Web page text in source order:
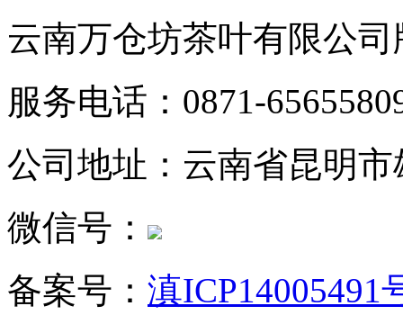
云南万仓坊茶叶有限公
服务电话：0871-
公司地址：云南省昆明
微信号：
备案号： 滇ICP14005491